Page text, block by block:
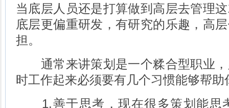
当底层人员还是打算做到高层去管理
底层更偏重研发，有研究的乐趣，高
担。
通常来讲策划是一个糅合型职业，
时工作起来必须要有几个习惯能够帮助
1.善于思考，现在很多策划能思